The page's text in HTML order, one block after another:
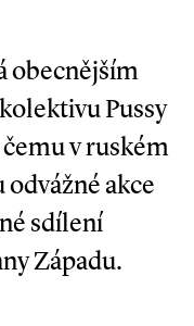
obecnějším
Pussy
v ruském
akce
sdílení
Západu.